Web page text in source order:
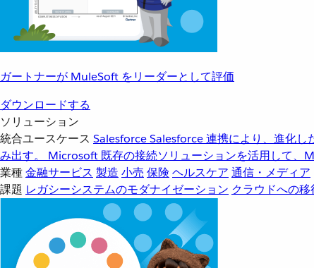
ガートナーが MuleSoft をリーダーとして評価
ダウンロードする
ソリューション
統合ユースケース SalesforceSalesforce 連携により、進化し
み出す。
Microsoft 既存の接続ソリューションを活用して、
業種金融サービス 製造 小売 保険 ヘルスケア 通信・メディア
課題 レガシーシステムのモダナイゼーション クラウドへの移